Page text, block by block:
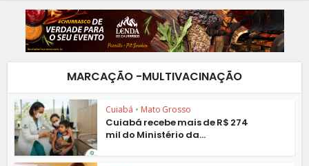
MARCAÇÃO -MULTIVACINAÇÃO
Cuiabá • Mato Grosso
Cuiabá recebe mais de R$ 274
mil do Ministério da...